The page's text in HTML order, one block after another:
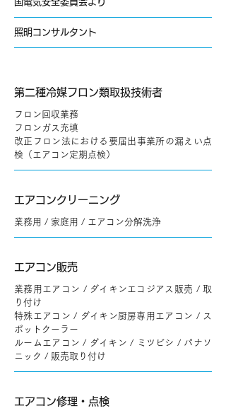
照明コンサルタント
第二種冷媒フロン類取扱技術者
フロン回収業務
フロンガス充填
改正フロン法における要届出事業所の漏えい点
検（エアコン定期点検）
エアコンクリーニング
業務用 / 家庭用 / エアコン分解洗浄
エアコン販売
業務用エアコン / ダイキンエコジアス販売 / 取
り付け
特殊エアコン / ダイキン厨房専用エアコン / ス
ポットクーラー
ルームエアコン / ダイキン / ミツビシ / パナソ
ニック / 販売取り付け
エアコン修理・点検